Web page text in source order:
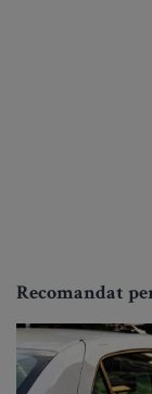
Recomandat